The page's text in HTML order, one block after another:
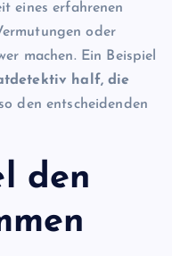
eines erfahrenen
oder
machen. Ein Beispiel
half, die
den entscheidenden
den